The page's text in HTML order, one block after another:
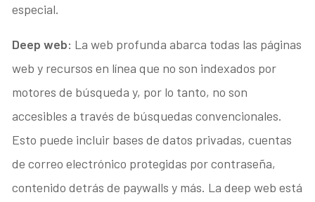
especial.
Deep web: La web profunda abarca todas las páginas
web y recursos en línea que no son indexados por
motores de búsqueda y, por lo tanto, no son
accesibles a través de búsquedas convencionales.
Esto puede incluir bases de datos privadas, cuentas
de correo electrónico protegidas por contraseña,
contenido detrás de paywalls y más. La deep web está